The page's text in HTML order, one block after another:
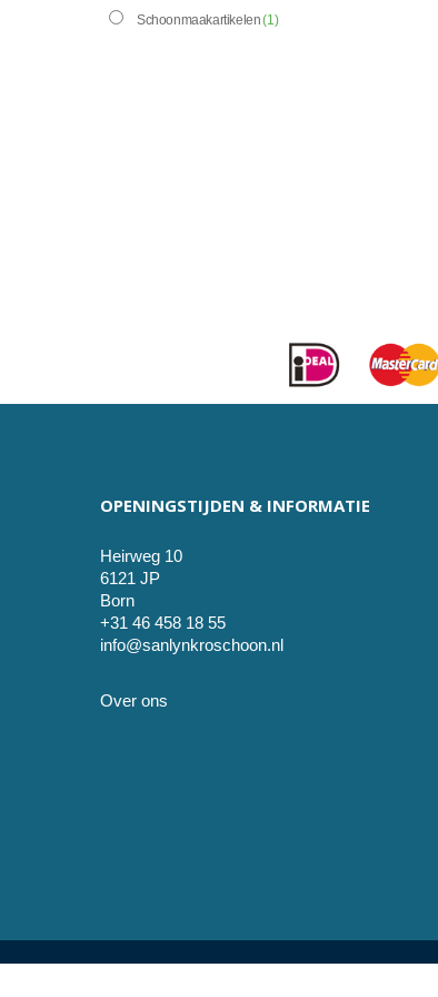
Schoonmaakartikelen(1)
OPENINGSTIJDEN & INFORMATIE
Heirweg 10
6121 JP
Born
+31 46 458 18 55
info@sanlynkroschoon.nl
Over ons